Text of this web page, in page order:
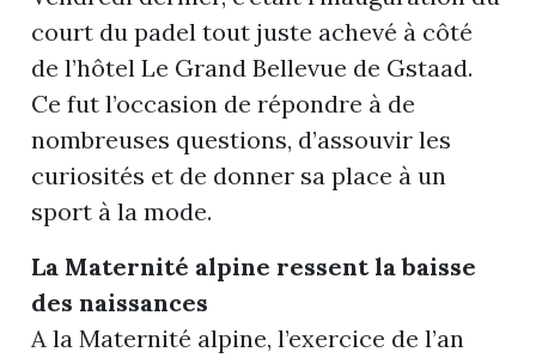
court du padel tout juste achevé à côté
de l’hôtel Le Grand Bellevue de Gstaad.
Ce fut l’occasion de répondre à de
nombreuses questions, d’assouvir les
curiosités et de donner sa place à un
sport à la mode.
La Maternité alpine ressent la baisse
des naissances
A la Maternité alpine, l’exercice de l’an